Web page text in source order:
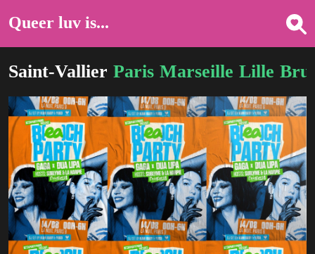
Queer luv is...
Saint-Vallier Paris Marseille Lille